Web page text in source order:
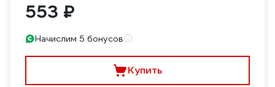
553 ₽
Начислим 5 бонусов
Купить